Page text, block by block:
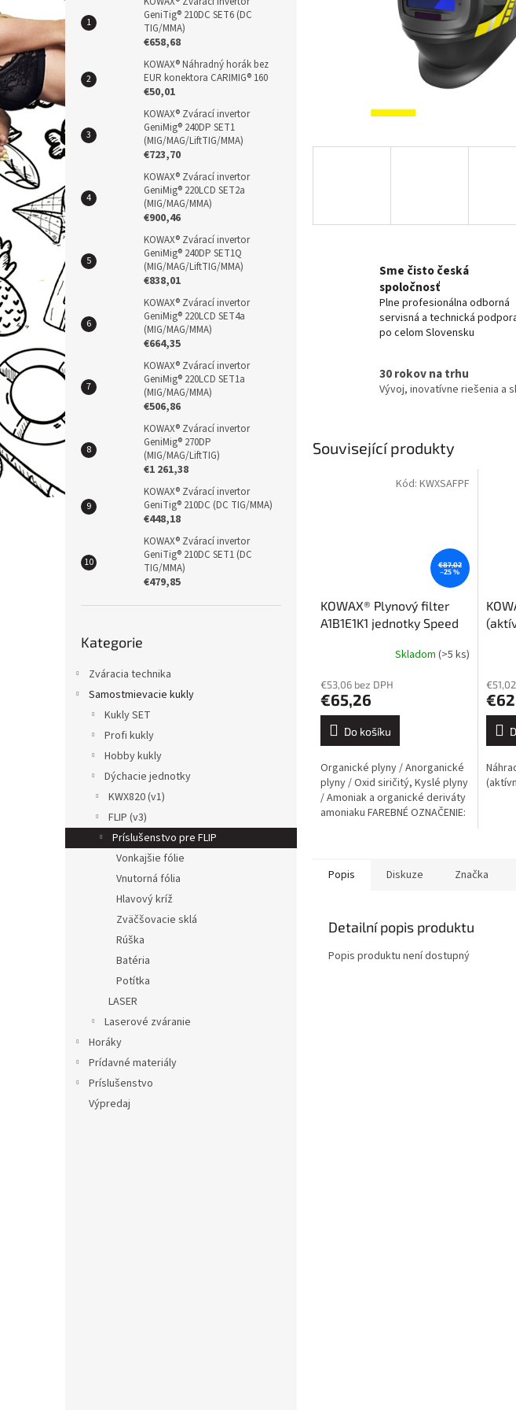
n
e
l
GeniTig® 210DC SET6 (DC
TIG/MMA)
€658,68
KOWAX® Náhradný horák bez
EUR konektora CARIMIG® 160
€50,01
KOWAX® Zvárací invertor
GeniMig® 240DP SET1
(MIG/MAG/LiftTIG/MMA)
€723,70
KOWAX® Zvárací invertor
GeniMig® 220LCD SET2a
(MIG/MAG/MMA)
€900,46
KOWAX® Zvárací invertor
GeniMig® 240DP SET1Q
(MIG/MAG/LiftTIG/MMA)
€838,01
KOWAX® Zvárací invertor
GeniMig® 220LCD SET4a
(MIG/MAG/MMA)
€664,35
KOWAX® Zvárací invertor
GeniMig® 220LCD SET1a
(MIG/MAG/MMA)
€506,86
KOWAX® Zvárací invertor
GeniMig® 270DP
(MIG/MAG/LiftTIG)
€1 261,38
KOWAX® Zvárací invertor
GeniTig® 210DC (DC TIG/MMA)
€448,18
KOWAX® Zvárací invertor
GeniTig® 210DC SET1 (DC
TIG/MMA)
€479,85
kategorie
Kategorie
Zváracia technika
Samostmievacie kukly
Kukly SET
Profi kukly
Hobby kukly
Dýchacie jednotky
KWX820 (v1)
FLIP (v3)
Príslušenstvo pre FLIP
Vonkajšie fólie
Vnutorná fólia
Hlavový kríž
Zväčšovacie sklá
Rúška
Batéria
Potítka
LASER
Laserové zváranie
Horáky
Prídavné materiály
Príslušenstvo
Výpredaj
Sme čisto česká
spoločnosť
Plne profesionálna odborná
servisná a technická
po celom Slovensku
30 rokov na trhu
Vývoj, inovatívne riešenia a
Související produkty
€87,02
–25 %
KOWAX® Plynový filter
A1B1E1K1 jednotky Speed
Skladom (>5 ks)
€53,06 bez DPH
€65,26
Do košíku
Organické plyny / Anorganické
plyny / Oxid siričitý, Kyslé plyny
/ Amoniak a organické deriváty
amoniaku FAREBNÉ OZNAČENIE:
Kód: KWXSAFPF
Popis Diskuze Značka
Detailní popis produktu
Popis produktu není dostupný